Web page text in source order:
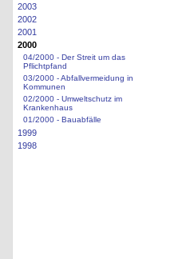
2003
2002
2001
2000
04/2000 - Der Streit um das
Pflichtpfand
03/2000 - Abfallvermeidung in
Kommunen
02/2000 - Umweltschutz im
Krankenhaus
01/2000 - Bauabfälle
1999
1998